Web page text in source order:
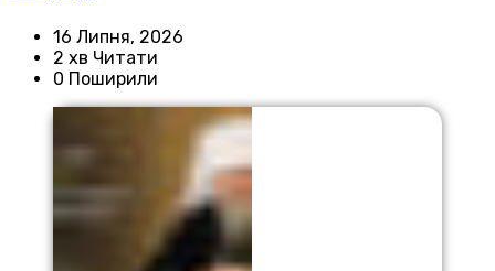
16 Липня, 2026
2 хв Читати
0 Поширили